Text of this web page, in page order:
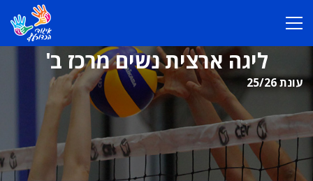
ליגה ארצית נשים מרכז ב'
עונת 25/26